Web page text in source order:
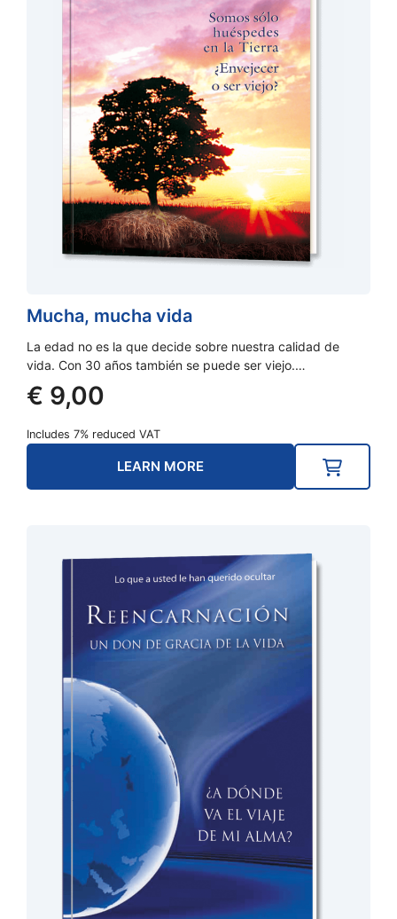
Mucha, mucha vida
La edad no es la que decide sobre nuestra calidad de
vida. Con 30 años también se puede ser viejo.…
€ 9,00
Includes 7% reduced VAT
LEARN MORE